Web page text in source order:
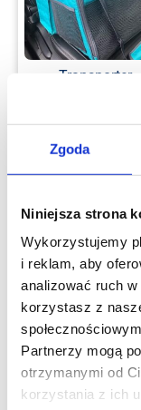
Zgoda
Niniejsza strona
Wykorzystujemy
i reklam, aby
analizować ruch
korzystasz z
Partnerzy mogą
otrzymanymi od
korzystania z ich
Transporter
psa turkusowy
399.00
Na
roboczych
Bardzo mały
Dodaj do